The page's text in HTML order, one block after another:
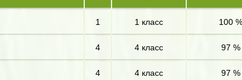
1 1 класс 100 %
4 4 класс 97 %
4 4 класс 97 %